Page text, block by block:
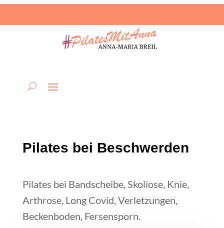
Pilates bei Beschwerden
Pilates bei Bandscheibe, Skoliose, Knie,
Arthrose, Long Covid, Verletzungen,
Beckenboden, Fersensporn.